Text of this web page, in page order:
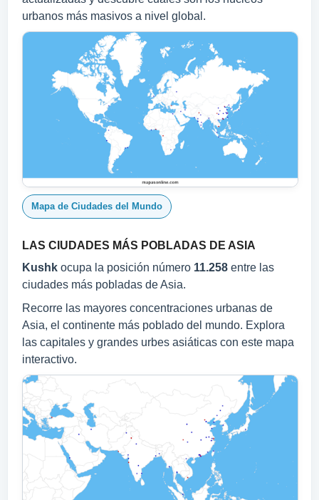
urbanos más masivos a nivel global.
Mapa de Ciudades del Mundo
LAS CIUDADES MÁS POBLADAS DE ASIA
Kushk ocupa la posición número 11.258 entre las
ciudades más pobladas de Asia.
Recorre las mayores concentraciones urbanas de
Asia, el continente más poblado del mundo. Explora
las capitales y grandes urbes asiáticas con este mapa
interactivo.